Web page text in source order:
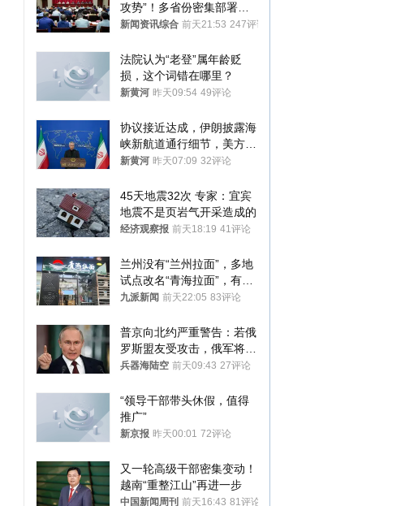
攻势”！多省份密集部署，
公布举报方式
新闻资讯综合 前天21:53 247评论
法院认为“老登”属年龄贬
损，这个词错在哪里？
新黄河 昨天09:54 49评论
协议接近达成，伊朗披露海
峡新航道通行细节，美方再
提“倒计时”
新黄河 昨天07:09 32评论
45天地震32次 专家：宜宾
地震不是页岩气开采造成的
经济观察报 前天18:19 41评论
兰州没有“兰州拉面”，多地
试点改名“青海拉面”，有商
家改名已两年
九派新闻 前天22:05 83评论
普京向北约严重警告：若俄
罗斯盟友受攻击，俄军将动
用核武器保护
兵器海陆空 前天09:43 27评论
“领导干部带头休假，值得
推广”
新京报 昨天00:01 72评论
又一轮高级干部密集变动！
越南“重整江山”再进一步
中国新闻周刊 前天16:43 81评论